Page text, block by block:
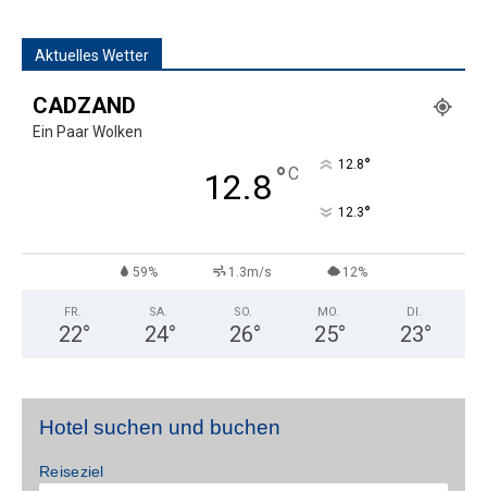
Aktuelles Wetter
CADZAND
Ein Paar Wolken
12.8°C 12.8°
12.3°
59% 1.3m/s 12%
FR.
22°
SA.
24°
SO.
26°
MO.
25°
DI.
23°
Hotel suchen und buchen
Reiseziel